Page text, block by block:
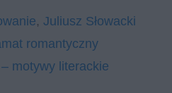
, Juliusz Słowacki
romantyczny
motywy literackie